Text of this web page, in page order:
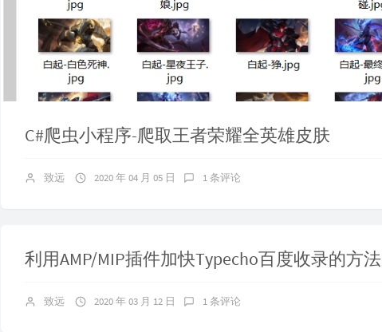
C#爬虫小程序-爬取王者荣耀全英雄皮肤
致远 2020 年 04 月 05 日 1 条评论
利用AMP/MIP插件加快Typecho百度收录的方法
致远 2020 年 03 月 12 日 1 条评论